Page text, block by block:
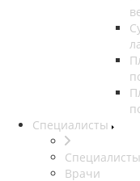
Специалисты
Специалисты
Врачи